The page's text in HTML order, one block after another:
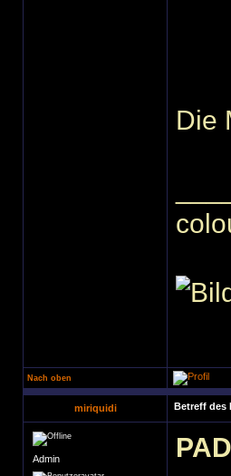
Die
Nach oben
miriquidi Betreff des
Admin